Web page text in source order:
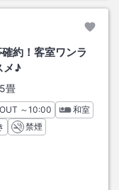
約！客室ワンラ
メ♪
畳
ン チェックアウト
～10:00
和室
禁煙